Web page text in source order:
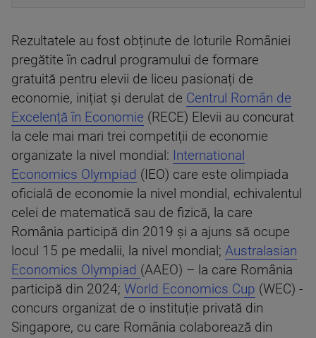
Rezultatele au fost obținute de loturile României
pregătite în cadrul programului de formare
gratuită pentru elevii de liceu pasionați de
economie, inițiat și derulat de Centrul Român de
Excelență în Economie (RECE) Elevii au concurat
la cele mai mari trei competiții de economie
organizate la nivel mondial: International
Economics Olympiad (IEO) care este olimpiada
oficială de economie la nivel mondial, echivalentul
celei de matematică sau de fizică, la care
România participă din 2019 și a ajuns să ocupe
locul 15 pe medalii, la nivel mondial; Australasian
Economics Olympiad (AAEO) – la care România
participă din 2024; World Economics Cup (WEC) -
concurs organizat de o instituție privată din
Singapore, cu care România colaborează din